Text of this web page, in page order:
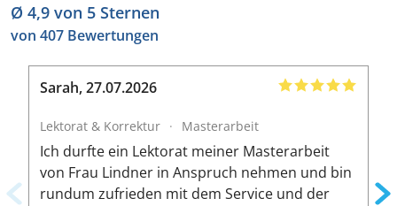
Ø 4,9 von 5 Sternen
von 407 Bewertungen
Sarah,27.07.2026
Lektorat & Korrektur · Masterarbeit
Ich durfte ein Lektorat meiner Masterarbeit
von Frau Lindner in Anspruch nehmen und bin
rundum zufrieden mit dem Service und der